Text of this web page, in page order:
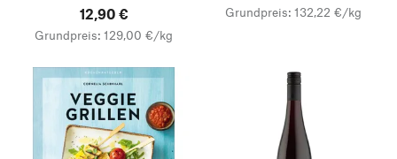
12,90 €
Grundpreis: 129,00 €/kg
Grundpreis: 132,22 €/kg